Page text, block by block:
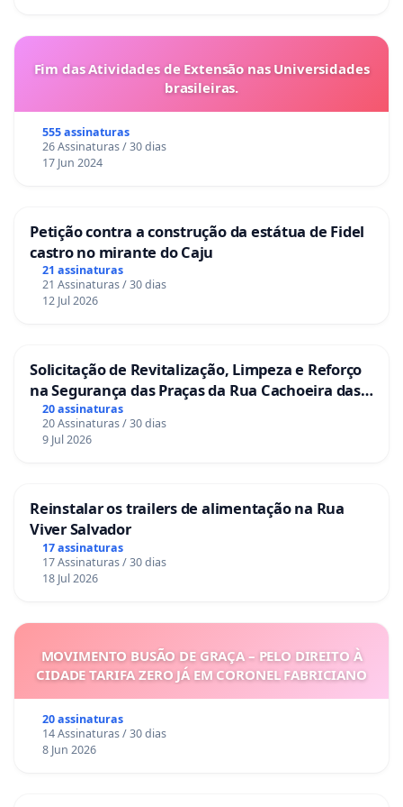
Fim das Atividades de Extensão nas Universidades
brasileiras.
555 assinaturas
26 Assinaturas / 30 dias
17 Jun 2024
Petição contra a construção da estátua de Fidel
castro no mirante do Caju
21 assinaturas
21 Assinaturas / 30 dias
12 Jul 2026
Solicitação de Revitalização, Limpeza e Reforço
na Segurança das Praças da Rua Cachoeira das
Sete Ilhas
20 assinaturas
20 Assinaturas / 30 dias
9 Jul 2026
Reinstalar os trailers de alimentação na Rua
Viver Salvador
17 assinaturas
17 Assinaturas / 30 dias
18 Jul 2026
MOVIMENTO BUSÃO DE GRAÇA – PELO DIREITO À
CIDADE TARIFA ZERO JÁ EM CORONEL FABRICIANO
20 assinaturas
14 Assinaturas / 30 dias
8 Jun 2026